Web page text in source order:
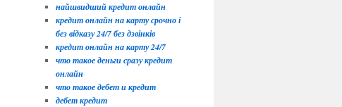
найшвидший кредит онлайн
кредит онлайн на карту срочно і
без відказу 24/7 без дзвінків
кредит онлайн на карту 24/7
что такое деньги сразу кредит
онлайн
что такое дебет и кредит
дебет кредит